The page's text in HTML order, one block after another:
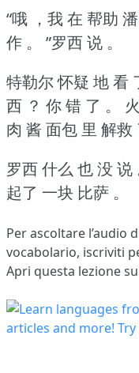
“哦 ，我 在 帮助
作 。
”罗西 说 。
特勒尔 怀疑 地 看
西 ？ 你 错 了 。
肉 酱 面包 里 解救
罗西 什么 也 没 说
起了 一块 比萨 。
Per ascoltare l’audio
vocabolario, iscriviti
Apri questa lezione